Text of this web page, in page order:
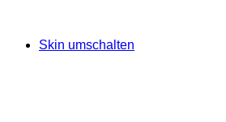
Skin umschalten